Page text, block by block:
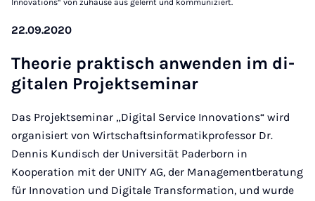
Innovations“ von zuhause aus gelernt und kommuniziert.
22.09.2020
The­or­ie prakt­isch an­wenden im di­
gitalen Pro­jekt­sem­in­ar
Das Projektseminar „Digital Service Innovations“ wird
organisiert von Wirtschaftsinformatikprofessor Dr.
Dennis Kundisch der Universität Paderborn in
Kooperation mit der UNITY AG, der Managementberatung
für Innovation und Digitale Transformation, und wurde